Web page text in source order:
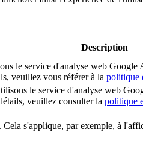
Description
le service d'analyse web
veuillez vous référer à la politique
le service d'analyse web
veuillez consulter la politique
s'applique, par exemple, à